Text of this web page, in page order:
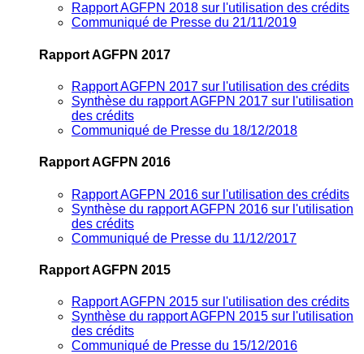
Rapport AGFPN 2018 sur l'utilisation des crédits
Communiqué de Presse du 21/11/2019
Rapport AGFPN 2017
Rapport AGFPN 2017 sur l'utilisation des crédits
Synthèse du rapport AGFPN 2017 sur l'utilisation
des crédits
Communiqué de Presse du 18/12/2018
Rapport AGFPN 2016
Rapport AGFPN 2016 sur l'utilisation des crédits
Synthèse du rapport AGFPN 2016 sur l'utilisation
des crédits
Communiqué de Presse du 11/12/2017
Rapport AGFPN 2015
Rapport AGFPN 2015 sur l'utilisation des crédits
Synthèse du rapport AGFPN 2015 sur l'utilisation
des crédits
Communiqué de Presse du 15/12/2016